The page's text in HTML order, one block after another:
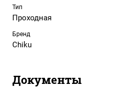
Тип
Проходная
Бренд
Chiku
Документы